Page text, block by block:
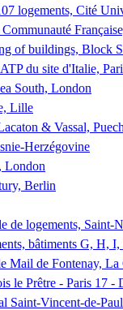
logements, Cité
of buildings, Block
du site d'Italie,
South, London
Lille
& Vassal,
Herzégovine
London
Berlin
de logements, Saint-
bâtiments G, H,
Mail de Fontenay, La
le Prêtre - Paris 17 -
Saint-Vincent-de-